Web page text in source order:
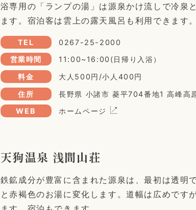
浴専用の「ランプの湯」は源泉かけ流しで冷泉
ます。宿泊客は雲上の露天風呂も利用できます。
TEL
0267-25-2000
営業時間
11:00~16:00(日帰り入浴）
料金
大人500円/小人400円
住所
長野県 小諸市 菱平704番地1 高峰高
WEB
ホームページ
天狗温泉 浅間山荘
鉄鉱成分が豊富に含まれた源泉は、最初は透明
と赤褐色のお湯に変化します。道幅は広めです